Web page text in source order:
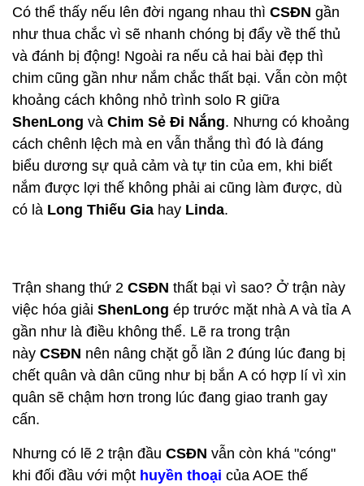
Có thể thấy nếu lên đời ngang nhau thì CSĐN gần
như thua chắc vì sẽ nhanh chóng bị đẩy về thế thủ
và đánh bị động! Ngoài ra nếu cả hai bài đẹp thì
chim cũng gần như nắm chắc thất bại. Vẫn còn một
khoảng cách không nhỏ trình solo R giữa
ShenLong và Chim Sẻ Đi Nắng. Nhưng có khoảng
cách chênh lệch mà en vẫn thắng thì đó là đáng
biểu dương sự quả cảm và tự tin của em, khi biết
nắm được lợi thế không phải ai cũng làm được, dù
có là Long Thiếu Gia hay Linda.
Trận shang thứ 2 CSĐN thất bại vì sao? Ở trận này
việc hóa giải ShenLong ép trước mặt nhà A và tỉa A
gần như là điều không thể. Lẽ ra trong trận
này CSĐN nên nâng chặt gỗ lần 2 đúng lúc đang bị
chết quân và dân cũng như bị bắn A có hợp lí vì xin
quân sẽ chậm hơn trong lúc đang giao tranh gay
cấn.
Nhưng có lẽ 2 trận đầu CSĐN vẫn còn khá "cóng"
khi đối đầu với một huyền thoại của AOE thế